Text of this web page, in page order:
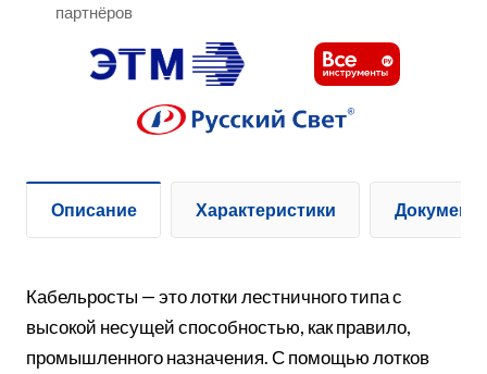
партнёров
Описание Характеристики
Кабельросты — это лотки лестничного типа с
высокой несущей способностью, как правило,
промышленного назначения. С помощью лотков